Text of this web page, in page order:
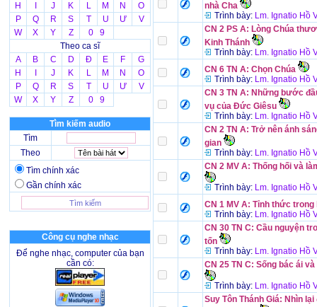
H
J K L M N
O
P
Q R S T U Ư
V
W
X Y Z
0 9
Theo ca sĩ
A
B C D Đ E F
G
H
J K L M N
O
P
Q R S T U Ư
V
W
X Y Z 0 9
Tìm kiếm audio
Tìm
Theo
Tìm chính xác
Gần chính xác
Công cụ nghe nhạc
Để nghe nhạc, computer của bạn
cần có:
nhà Cha
Trình bày: Lm. Ignatio Hồ
CN 2 PS A: Lòng Chúa
Kinh Thánh
Trình bày: Lm. Ignatio Hồ
CN 6 TN A: Chọn Chúa
Trình bày: Lm. Ignatio Hồ
CN 3 TN A: Những bước
vụ của Đức Giêsu
Trình bày: Lm. Ignatio Hồ
CN 2 TN A: Trở nên ánh
gian
Trình bày: Lm. Ignatio Hồ
CN 2 MV A: Thống hối và
Trình bày: Lm. Ignatio Hồ
CN 1 MV A: Tỉnh thức trong
Trình bày: Lm. Ignatio Hồ
CN 30 TN C: Cầu nguyện
tốn
Trình bày: Lm. Ignatio Hồ
CN 25 TN C: Sống bác ái
Trình bày: Lm. Ignatio Hồ
Suy Tôn Thánh Giá: Nhìn lại